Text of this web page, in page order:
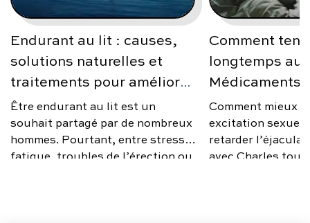
Endurant au lit : causes,
solutions naturelles et
traitements pour améliorer
son endurance sexuelle
Être endurant au lit est un
souhait partagé par de nombreux
hommes. Pourtant, entre stress,
fatigue, troubles de l’érection ou
Comment
longtemps au
Médicaments
Comment mieux
excitation
retarder
avec Charles